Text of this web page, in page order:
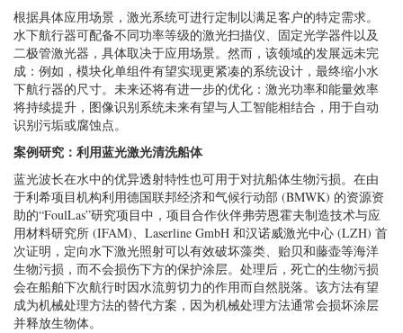
根据具体应用场景，激光系统可进行定制以满足客户的特定需求。
水下航行器可配备不同功率等级的激光扫描仪、固定光学器件以及
二极管激光器，具体取决于应用场景。然而，该领域的发展远未完
成：例如，模块化单组件有望实现更紧凑的系统设计，最终缩小水
下航行器的尺寸。未来还将有进一步的优化：激光功率和能量效率
将持续提升，图像识别系统未来有望与人工智能相结合，用于自动
识别污垢或腐蚀点。
案例研究：利用蓝光激光清洗船体
蓝光波长在水中的优异透射特性也可用于对抗船体生物污损。在由
于利希项目机构利用德国联邦经济和气候行动部 (BMWK) 的资源资
助的“FoulLas”研究项目中，项目合作伙伴弗劳恩霍夫制造技术与应
用材料研究所 (IFAM)、Laserline GmbH 和汉诺威激光中心 (LZH) 首
次证明，定向水下激光照射可以有效破坏藻类、贻贝和藤壶等海洋
生物污损，而不会损伤下方的保护涂层。处理后，死亡的生物污损
会在船舶下次航行时因水流剪切力的作用而自然脱落。该方法有望
成为机械处理方法的替代方案，因为机械处理方法通常会损坏涂层
并释放生物体。